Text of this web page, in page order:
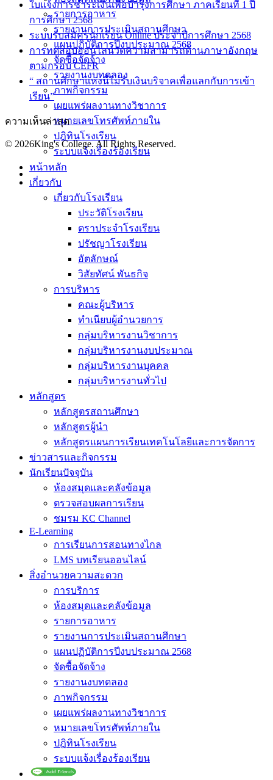
รายการอาหาร
รายงานการประเมินสถานศึกษา
แผนปฏิบัติการปีงบประมาณ 2568
จัดซื้อจัดจ้าง
รายงานงบทดลอง
ภาพกิจกรรม
เผยแพร่ผลงานทางวิชาการ
หมายเลขโทรศัพท์ภายใน
ปฎิทินโรงเรียน
ระบบแจ้งเรื่องร้องเรียน
ใบแจ้งการชำระเงินเพื่อบำรุงการศึกษา ภาคเรียนที่ 1 ปี
การศึกษา 2568
ระบบรับสมัครนักเรียน Online ประจำปีการศึกษา 2568
การทดสอบออนไลน์วัดความสามารถด้านภาษาอังกฤษ
ตามกรอบ CEFR
“ สถานศึกษาแห่งนี้ไม่รับเงินบริจาคเพื่อแลกกับการเข้า
เรียน”
ความเห็นล่าสุด
© 2026King's College. All Rights Reserved.
หน้าหลัก
เกี่ยวกับ
เกี่ยวกับโรงเรียน
ประวัติโรงเรียน
ตราประจำโรงเรียน
ปรัชญาโรงเรียน
อัตลักษณ์
วิสัยทัศน์ พันธกิจ
การบริหาร
คณะผู้บริหาร
ทำเนียบผู้อำนวยการ
กลุ่มบริหารงานวิชาการ
กลุ่มบริหารงานงบประมาณ
กลุ่มบริหารงานบุคคล
กลุ่มบริหารงานทั่วไป
หลักสูตร
หลักสูตรสถานศึกษา
หลักสูตรผู้นำ
หลักสูตรแผนการเรียนเทคโนโลยีและการจัดการ
ข่าวสารและกิจกรรม
นักเรียนปัจจุบัน
ห้องสมุดและคลังข้อมูล
ตรวจสอบผลการเรียน
ชมรม KC Channel
E-Learning
การเรียนการสอนทางไกล
LMS บทเรียนออนไลน์
สิ่งอำนวยความสะดวก
การบริการ
ห้องสมุดและคลังข้อมูล
รายการอาหาร
รายงานการประเมินสถานศึกษา
แผนปฏิบัติการปีงบประมาณ 2568
จัดซื้อจัดจ้าง
รายงานงบทดลอง
ภาพกิจกรรม
เผยแพร่ผลงานทางวิชาการ
หมายเลขโทรศัพท์ภายใน
ปฎิทินโรงเรียน
ระบบแจ้งเรื่องร้องเรียน